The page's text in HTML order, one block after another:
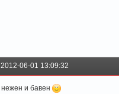
2012-06-01 13:09:32
нежен и бавен